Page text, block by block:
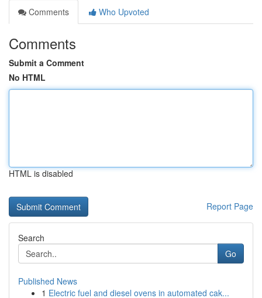
Comments
Who Upvoted
Comments
Submit a Comment
No HTML
HTML is disabled
Report Page
Search
Go
Published News
1 Electric fuel and diesel ovens in automated cak...